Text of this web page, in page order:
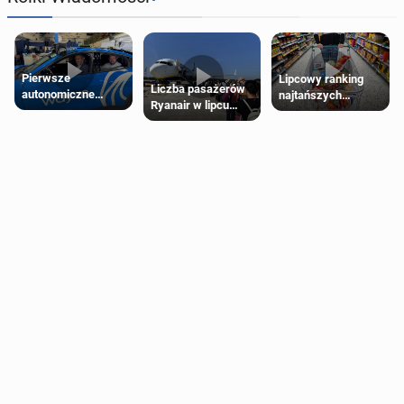
Pierwsze
autonomiczne
Ubery pojawią się
Liczba pasażerów
Ryanair w lipcu
pobiła rekord
Lipcowy ranking
najtańszych
supermarketów